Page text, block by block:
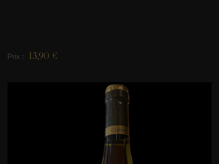
Prix : 13,90 €